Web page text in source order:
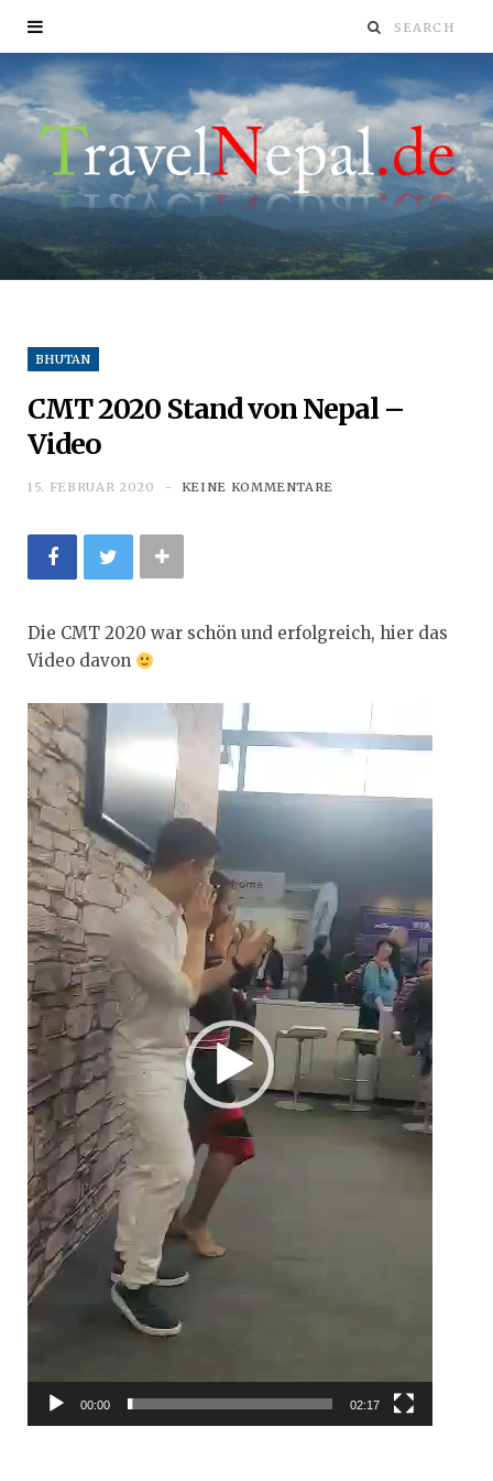
BHUTAN
CMT 2020 Stand von Nepal –
Video
15. FEBRUAR 2020 KEINE KOMMENTARE
Die CMT 2020 war schön und erfolgreich, hier das
Video davon
Video-
Player
00:00 02:17